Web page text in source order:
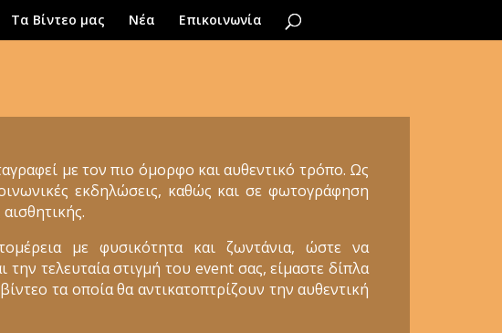
Τα Βίντεο μας Νέα Επικοινωνία
με τον πιο όμορφο και αυθεντικό τρόπο. Ως
εκδηλώσεις, καθώς και σε φωτογράφηση
με φυσικότητα και ζωντάνια, ώστε να
τελευταία στιγμή του event σας, είμαστε δίπλα
τα οποία θα αντικατοπτρίζουν την αυθεντική